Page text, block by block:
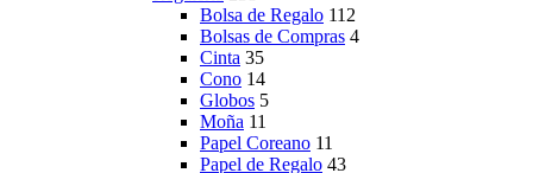
Bolsa de Regalo 112
Bolsas de Compras 4
Cinta 35
Cono 14
Globos 5
Moña 11
Papel Coreano 11
Papel de Regalo 43